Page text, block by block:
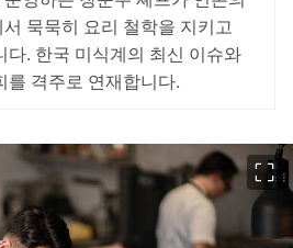
묵묵히 요리 철학을 지키고
다. 한국 미식계의 최신 이슈와
를 격주로 연재합니다.